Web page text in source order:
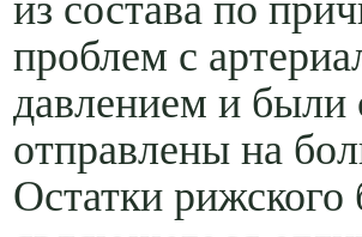
из состава по
проблем с
давлением и были
отправлены на
Остатки рижского